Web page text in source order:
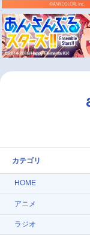
カテゴリ
HOME
アニメ
ラジオ